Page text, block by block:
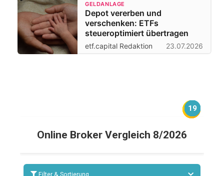
GELDANLAGE
Depot vererben und
verschenken: ETFs
steueroptimiert übertragen
etf.capital Redaktion 23.07.2026